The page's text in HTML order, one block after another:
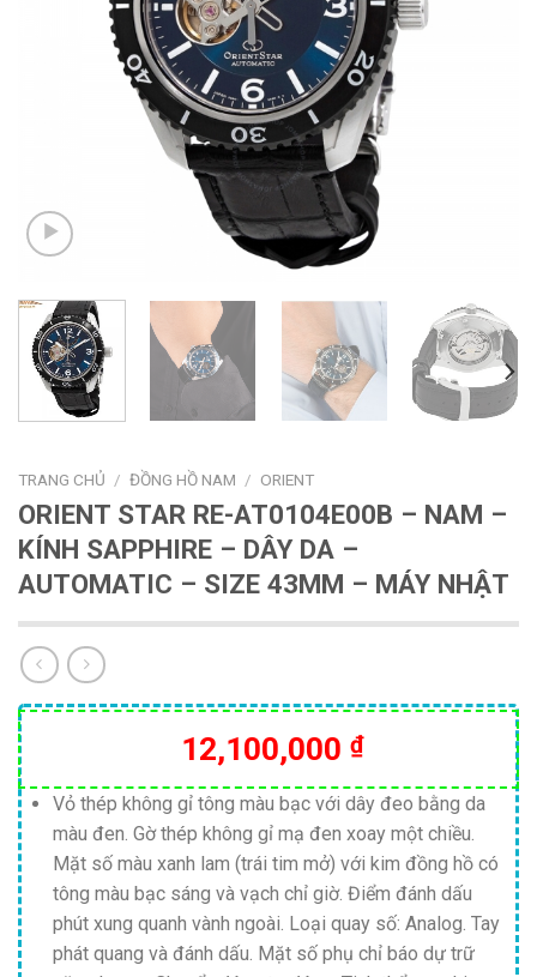
TRANG CHỦ / ĐỒNG HỒ NAM / ORIENT
ORIENT STAR RE-AT0104E00B – NAM –
KÍNH SAPPHIRE – DÂY DA –
AUTOMATIC – SIZE 43MM – MÁY NHẬT
12,100,000 ₫
Vỏ thép không gỉ tông màu bạc với dây đeo bằng da
màu đen. Gờ thép không gỉ mạ đen xoay một chiều.
Mặt số màu xanh lam (trái tim mở) với kim đồng hồ có
tông màu bạc sáng và vạch chỉ giờ. Điểm đánh dấu
phút xung quanh vành ngoài. Loại quay số: Analog. Tay
phát quang và đánh dấu. Mặt số phụ chỉ báo dự trữ